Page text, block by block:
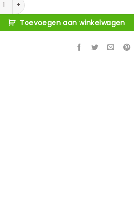
Toevoegen aan winkelwagen